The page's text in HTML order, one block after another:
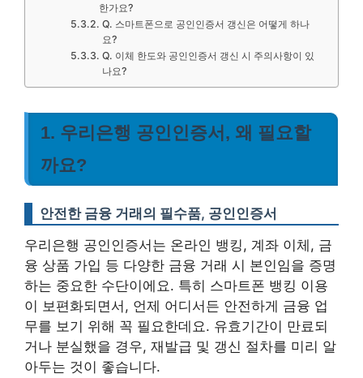
한가요?
Q. 스마트폰으로 공인인증서 갱신은 어떻게 하나
요?
Q. 이체 한도와 공인인증서 갱신 시 주의사항이 있
나요?
1. 우리은행 공인인증서, 왜 필요할
까요?
안전한 금융 거래의 필수품, 공인인증서
우리은행 공인인증서는 온라인 뱅킹, 계좌 이체, 금
융 상품 가입 등 다양한 금융 거래 시 본인임을 증명
하는 중요한 수단이에요. 특히 스마트폰 뱅킹 이용
이 보편화되면서, 언제 어디서든 안전하게 금융 업
무를 보기 위해 꼭 필요한데요. 유효기간이 만료되
거나 분실했을 경우, 재발급 및 갱신 절차를 미리 알
아두는 것이 좋습니다.